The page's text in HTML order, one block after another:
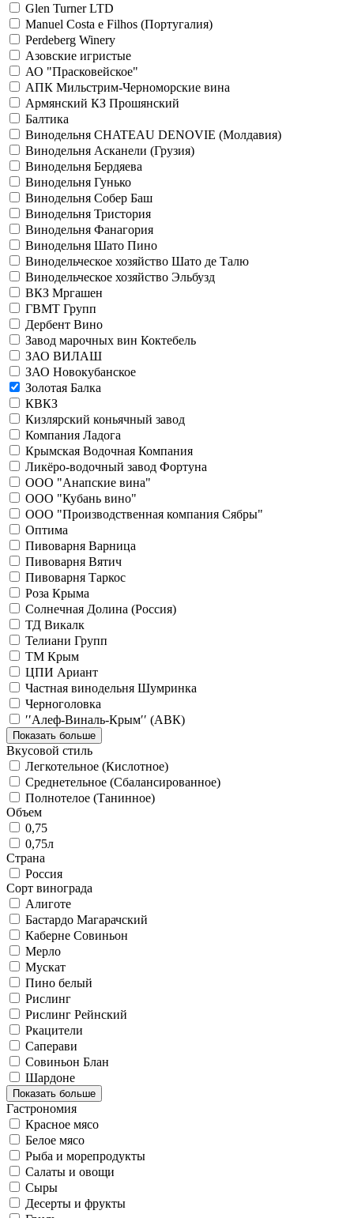
Glen Turner LTD
Manuel Costa e Filhos (Португалия)
Perdeberg Winery
Азовские игристые
АО "Прасковейское"
АПК Мильстрим-Черноморские вина
Армянский КЗ Прошянский
Балтика
Винодельня CHATEAU DENOVIE (Молдавия)
Винодельня Асканели (Грузия)
Винодельня Бердяева
Винодельня Гунько
Винодельня Собер Баш
Винодельня Тристория
Винодельня Фанагория
Винодельня Шато Пино
Винодельческое хозяйство Шато де Талю
Винодельческое хозяйство Эльбузд
ВКЗ Мргашен
ГВМТ Групп
Дербент Вино
Завод марочных вин Коктебель
ЗАО ВИЛАШ
ЗАО Новокубанское
Золотая Балка
КВКЗ
Кизлярский коньячный завод
Компания Ладога
Крымская Водочная Компания
Ликёро-водочный завод Фортуна
ООО "Анапские вина"
ООО "Кубань вино"
ООО "Производственная компания Сябры"
Оптима
Пивоварня Варница
Пивоварня Вятич
Пивоварня Таркос
Роза Крыма
Солнечная Долина (Россия)
ТД Викалк
Телиани Групп
ТМ Крым
ЦПИ Ариант
Частная винодельня Шумринка
Черноголовка
′′Алеф-Виналь-Крым′′ (АВК)
Показать больше
Вкусовой стиль
Легкотельное (Кислотное)
Среднетельное (Сбалансированное)
Полнотелое (Танинное)
Объем
0,75
0,75л
Страна
Россия
Сорт винограда
Алиготе
Бастардо Магарачский
Каберне Совиньон
Мерло
Мускат
Пино белый
Рислинг
Рислинг Рейнский
Ркацители
Саперави
Совиньон Блан
Шардоне
Показать больше
Гастрономия
Красное мясо
Белое мясо
Рыба и морепродукты
Салаты и овощи
Сыры
Десерты и фрукты